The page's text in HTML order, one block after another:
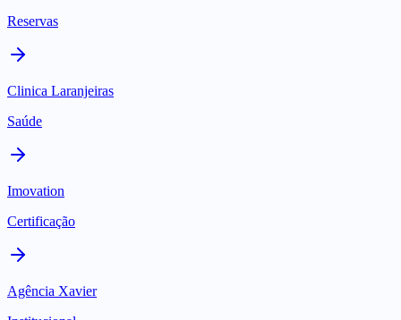
Reservas
Clinica Laranjeiras
Saúde
Imovation
Certificação
Agência Xavier